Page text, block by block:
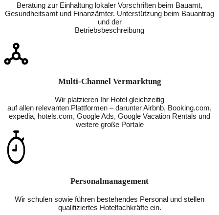
Beratung zur Einhaltung lokaler Vorschriften beim Bauamt,
Gesundheitsamt und Finanzämter. Unterstützung beim Bauantrag
und der
Betriebsbeschreibung
Multi-Channel Vermarktung
Wir platzieren Ihr Hotel gleichzeitig
auf allen relevanten Plattformen – darunter Airbnb, Booking.com,
expedia, hotels.com, Google Ads, Google Vacation Rentals und
weitere große Portale
Personalmanagement
Wir schulen sowie führen bestehendes Personal und stellen
qualifiziertes Hotelfachkräfte ein.